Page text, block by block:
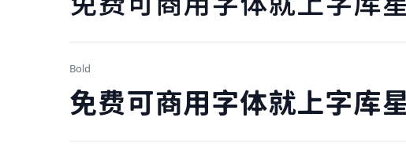
Bold
免费可商用字体就上字库